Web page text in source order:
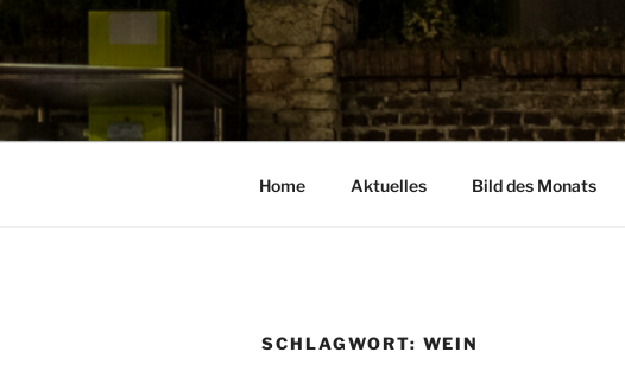
springen
Home Aktuelles Bild des Monats
SCHLAGWORT: WEIN